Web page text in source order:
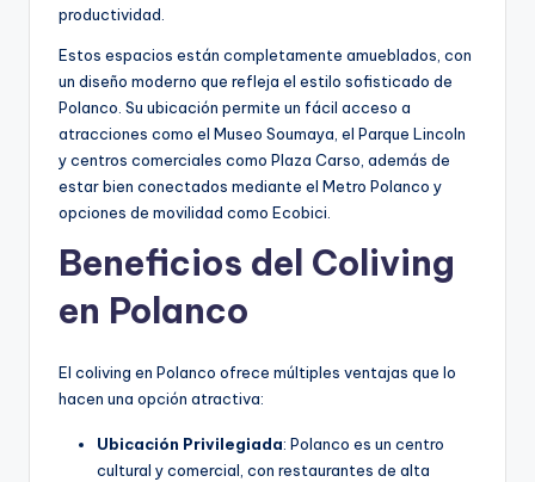
productividad.
Estos espacios están completamente amueblados, con
un diseño moderno que refleja el estilo sofisticado de
Polanco. Su ubicación permite un fácil acceso a
atracciones como el Museo Soumaya, el Parque Lincoln
y centros comerciales como Plaza Carso, además de
estar bien conectados mediante el Metro Polanco y
opciones de movilidad como Ecobici.
Beneficios del Coliving
en Polanco
El coliving en Polanco ofrece múltiples ventajas que lo
hacen una opción atractiva:
Ubicación Privilegiada: Polanco es un centro
cultural y comercial, con restaurantes de alta